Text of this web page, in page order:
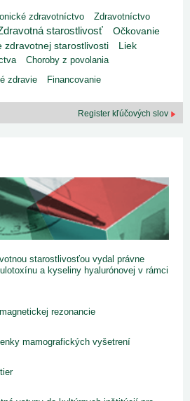
zdravotníctvo
Zdravotníctvo
starostlivosť
Očkovanie
zdravotnej starostlivosti Liek
Choroby z povolania
zdravie Financovanie
Register kľúčových slov
starostlivosťou vydal právne
a kyseliny hyalurónovej v rámci
rezonancie
mamografických vyšetrení